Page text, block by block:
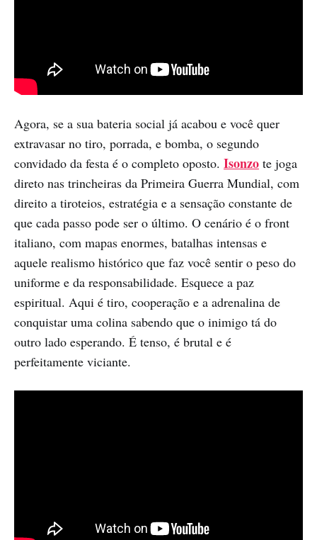
Agora, se a sua bateria social já acabou e você quer
extravasar no tiro, porrada, e bomba, o segundo
convidado da festa é o completo oposto. Isonzo te joga
direto nas trincheiras da Primeira Guerra Mundial, com
direito a tiroteios, estratégia e a sensação constante de
que cada passo pode ser o último. O cenário é o front
italiano, com mapas enormes, batalhas intensas e
aquele realismo histórico que faz você sentir o peso do
uniforme e da responsabilidade. Esquece a paz
espiritual. Aqui é tiro, cooperação e a adrenalina de
conquistar uma colina sabendo que o inimigo tá do
outro lado esperando. É tenso, é brutal e é
perfeitamente viciante.